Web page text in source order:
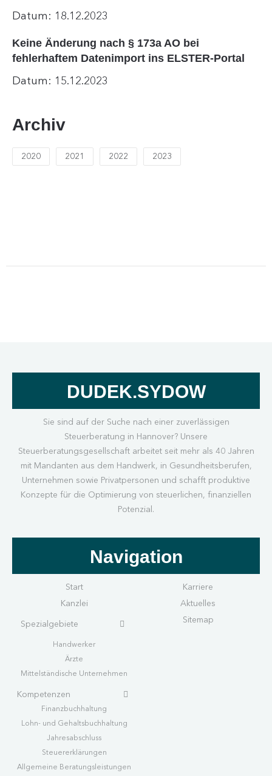
Datum: 18.12.2023
Keine Änderung nach § 173a AO bei
fehlerhaftem Datenimport ins ELSTER-Portal
Datum: 15.12.2023
Archiv
2020 2021 2022 2023
DUDEK.SYDOW
Sie sind auf der Suche nach einer zuverlässigen
Steuerberatung in Hannover? Unsere
Steuerberatungsgesellschaft arbeitet seit mehr als 40 Jahren
mit Mandanten aus dem Handwerk, in Gesundheitsberufen,
Unternehmen sowie Privatpersonen und schafft produktive
Konzepte für die Optimierung von steuerlichen, finanziellen
Potenzial.
Navigation
Start
Kanzlei
Spezialgebiete
Handwerker
Ärzte
Mittelständische Unternehmen
Kompetenzen
Finanzbuchhaltung
Lohn- und Gehaltsbuchhaltung
Jahresabschluss
Steuererklärungen
Allgemeine Beratungsleistungen
Karriere
Aktuelles
Sitemap